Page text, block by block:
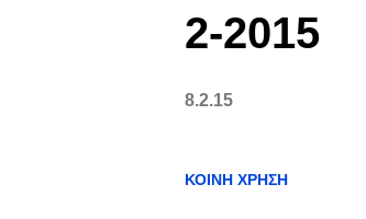
2-2015
8.2.15
ΚΟΙΝΉ ΧΡΉΣΗ